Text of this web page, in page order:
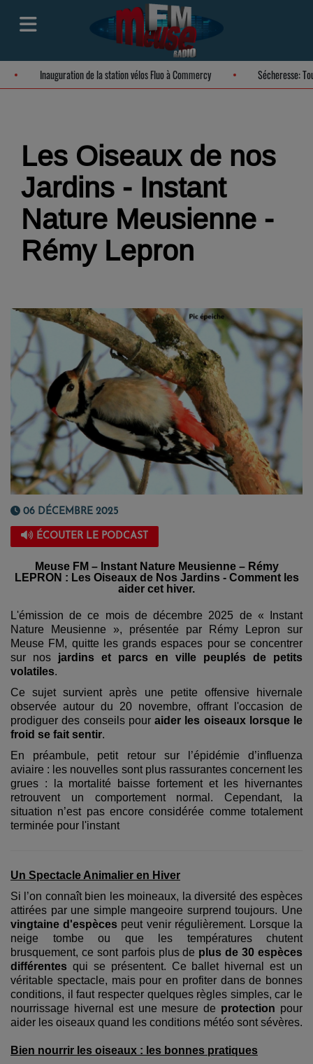
de la Meuse Inauguration de la station vélos Fluo à Commercy
Les Oiseaux de nos
Jardins - Instant
Nature Meusienne -
Rémy Lepron
06 DÉCEMBRE 2025
ÉCOUTER LE PODCAST
Meuse FM – Instant Nature Meusienne – Rémy
LEPRON : Les Oiseaux de Nos Jardins - Comment les
aider cet hiver.
L'émission de ce mois de décembre 2025 de « Instant
Nature Meusienne », présentée par Rémy Lepron sur
Meuse FM, quitte les grands espaces pour se concentrer
sur nos jardins et parcs en ville peuplés de petits
volatiles.
Ce sujet survient après une petite offensive hivernale
observée autour du 20 novembre, offrant l'occasion de
prodiguer des conseils pour aider les oiseaux lorsque le
froid se fait sentir.
En préambule, petit retour sur l’épidémie d’influenza
aviaire : les nouvelles sont plus rassurantes concernent les
grues : la mortalité baisse fortement et les hivernantes
retrouvent un comportement normal. Cependant, la
situation n’est pas encore considérée comme totalement
terminée pour l'instant
Un Spectacle Animalier en Hiver
Si l’on connaît bien les moineaux, la diversité des espèces
attirées par une simple mangeoire surprend toujours. Une
vingtaine d'espèces peut venir régulièrement. Lorsque la
neige tombe ou que les températures chutent
brusquement, ce sont parfois plus de plus de 30 espèces
différentes qui se présentent. Ce ballet hivernal est un
véritable spectacle, mais pour en profiter dans de bonnes
conditions, il faut respecter quelques règles simples, car le
nourrissage hivernal est une mesure de protection pour
aider les oiseaux quand les conditions météo sont sévères.
Bien nourrir les oiseaux : les bonnes pratiques